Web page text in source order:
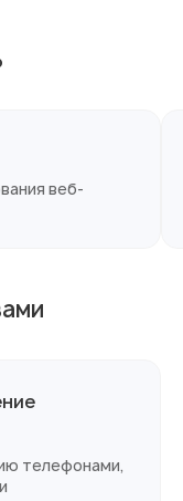
веб-
телефонами,